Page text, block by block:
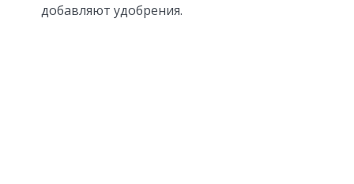
добавляют удобрения.